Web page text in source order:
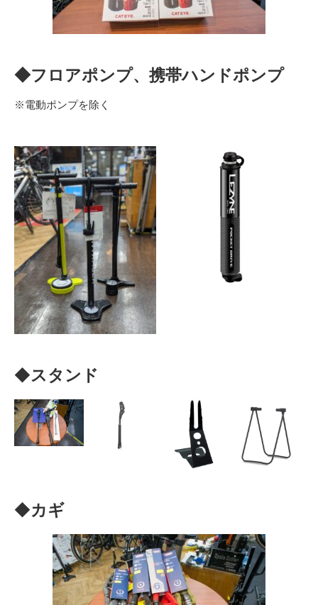
◆フロアポンプ、携帯ハンドポンプ
※電動ポンプを除く
◆スタンド
◆カギ